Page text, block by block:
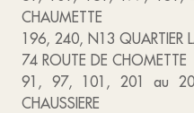
CHAUMETTE
196, 240, N13 QUARTIER
74 ROUTE DE CHOMETTE
91, 97, 101, 201 au
CHAUSSIERE